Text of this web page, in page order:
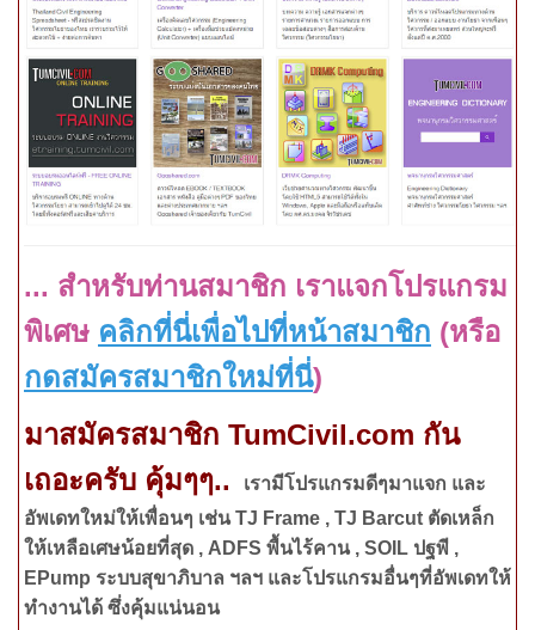
... สำหรับท่านสมาชิก เราแจกโปรแกรม
พิเศษ คลิกที่นี่เพื่อไปที่หน้าสมาชิก (หรือ
กดสมัครสมาชิกใหม่ที่นี่)
มาสมัครสมาชิก TumCivil.com กัน
เถอะครับ คุ้มๆๆ..
เรามีโปรแกรมดีๆมาแจก และ
อัพเดทใหม่ให้เพื่อนๆ เช่นTJ Frame , TJ Barcut ตัดเหล็ก
ให้เหลือเศษน้อยที่สุด , ADFS พื้นไร้คาน , SOIL ปฐพี ,
EPump ระบบสุขาภิบาล ฯลฯ และโปรแกรมอื่นๆที่อัพเดทให้
ทำงานได้ ซึ่งคุ้มแน่นอน